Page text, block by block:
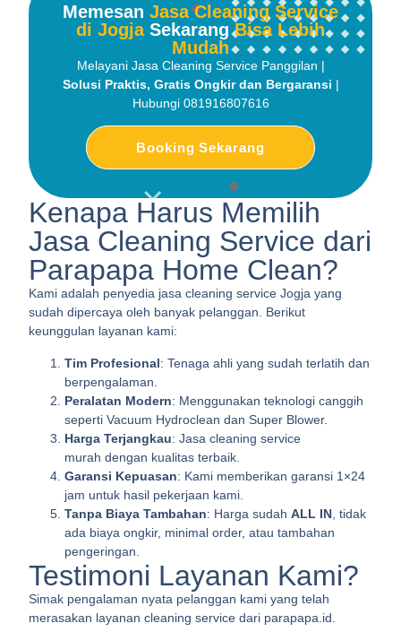
Memesan Jasa Cleaning Service
di Jogja SekarangBisa Lebih
Mudah
Melayani Jasa Cleaning Service Panggilan |
Solusi Praktis, Gratis Ongkir dan Bergaransi |
Hubungi 081916807616
Booking Sekarang
Kenapa Harus Memilih
Jasa Cleaning Service dari
Parapapa Home Clean?
Kami adalah penyedia jasa cleaning service Jogja yang
sudah dipercaya oleh banyak pelanggan. Berikut
keunggulan layanan kami:
Tim Profesional: Tenaga ahli yang sudah terlatih dan
berpengalaman.
Peralatan Modern: Menggunakan teknologi canggih
seperti Vacuum Hydroclean dan Super Blower.
Harga Terjangkau: Jasa cleaning service
murah dengan kualitas terbaik.
Garansi Kepuasan: Kami memberikan garansi 1×24
jam untuk hasil pekerjaan kami.
Tanpa Biaya Tambahan: Harga sudahALL IN , tidak
ada biaya ongkir, minimal order, atau tambahan
pengeringan.
Testimoni Layanan Kami?
Simak pengalaman nyata pelanggan kami yang telah
merasakan layanan cleaning service dari parapapa.id.